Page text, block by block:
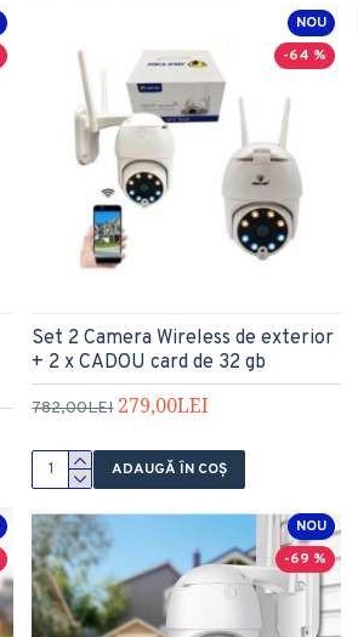
NOU
-64 %
Set 2 Camera Wireless de exterior
+ 2 x CADOU card de 32 gb
782,00LEI 279,00LEI
ADAUGĂ ÎN COŞ
NOU
-69 %